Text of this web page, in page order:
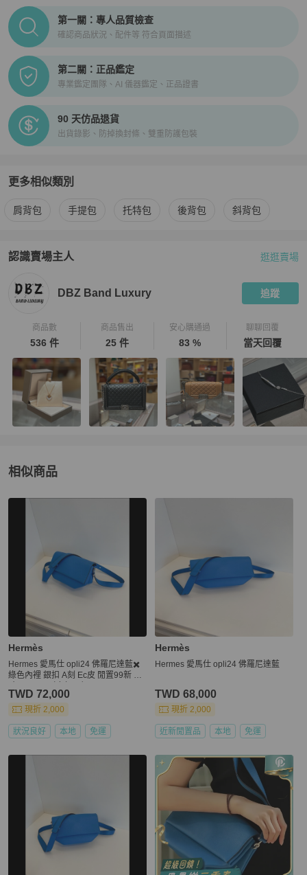
PopChill拍拍圈正品驗證、安心購檢驗流程介紹
第一關：專人品質檢查
確認商品狀況、配件等 符合頁面描述
第二關：正品鑑定
專業鑑定團隊、AI 儀器鑑定、正品證書
90 天仿品退貨
出貨錄影、防掉換封條、雙重防護包裝
更多相似類別
更多Hermès 女包相似商品推薦
肩背包 手提包 托特包 後背包 斜背包
認識賣場主人
PopChill 拍拍圈嚴選賣家
逛逛賣場
DBZ Band Luxury 追蹤
商品數
536 件
商品售出
25 件
安心購通過
83 %
聊聊回覆
當天回覆
相似商品
更多相似Hermès女包推薦精品
Hermès
Hermes 愛馬仕 opli24 佛羅尼達藍✖️
綠色內裡 銀扣 A刻 Ec皮 閒置99新 尺
TWD 72,000
現折 2,000
狀況良好 本地 免運
Hermès
Hermes 愛馬仕 opli24 佛羅尼達藍
TWD 68,000
現折 2,000
近新閒置品 本地 免運